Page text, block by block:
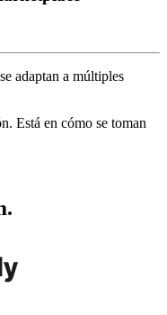
adaptan a múltiples
Está en cómo se toman